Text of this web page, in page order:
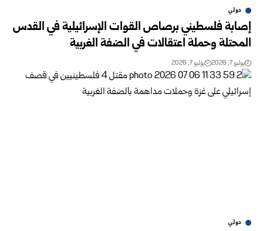
دولي
إصابة فلسطيني برصاص القوات الإسرائيلية في القدس
المحتلة وحملة ‏اعتقالات في الضفة الغربية
يوليو 7, 2026 يوليو 7, 2026
دولي